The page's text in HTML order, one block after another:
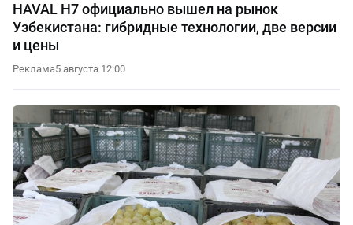
HAVAL H7 официально вышел на рынок
Узбекистана: гибридные технологии, две версии
и цены
Реклама5 августа 12:00